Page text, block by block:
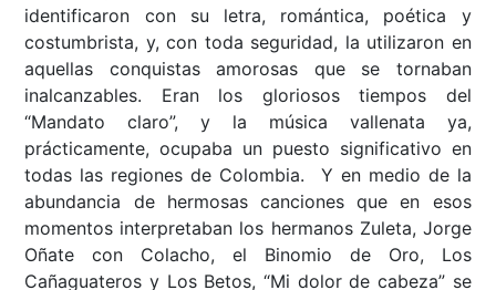
identificaron con su letra, romántica, poética y
costumbrista, y, con toda seguridad, la utilizaron en
aquellas conquistas amorosas que se tornaban
inalcanzables. Eran los gloriosos tiempos del
“Mandato claro”, y la música vallenata ya,
prácticamente, ocupaba un puesto significativo en
todas las regiones de Colombia. Y en medio de la
abundancia de hermosas canciones que en esos
momentos interpretaban los hermanos Zuleta, Jorge
Oñate con Colacho, el Binomio de Oro, Los
Cañaguateros y Los Betos, “Mi dolor de cabeza” se